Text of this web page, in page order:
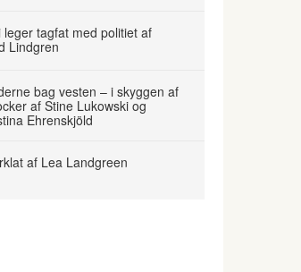
leger tagfat med politiet af
Lindgren
bag vesten – i skyggen af
af Stine Lukowski og
Ehrenskjöld
af Lea Landgreen